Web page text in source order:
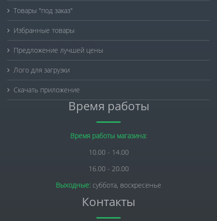
Товары "под заказ"
Избранные товары
Предложение лучшей цены
Лого для загрузки
Скачать приложение
Время работы
Время работы магазина:
10.00 - 14.00
16.00 - 20.00
Выходные: суббота, воскресенье
Контакты